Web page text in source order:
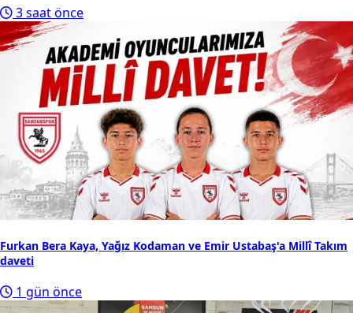
3 saat önce
Furkan Bera Kaya, Yağız Kodaman ve Emir Ustabaş'a Millî Takım
daveti
1 gün önce